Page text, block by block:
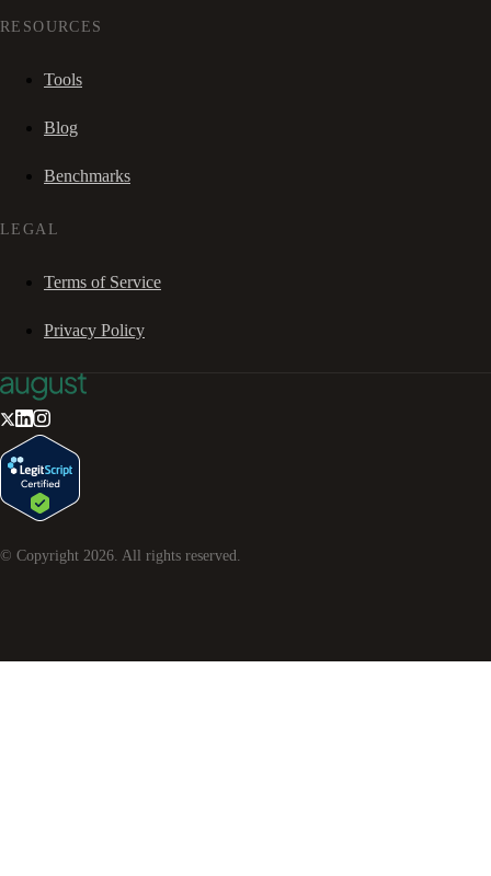
RESOURCES
Tools
Blog
Benchmarks
LEGAL
Terms of Service
Privacy Policy
© Copyright 2026 . All rights reserved.